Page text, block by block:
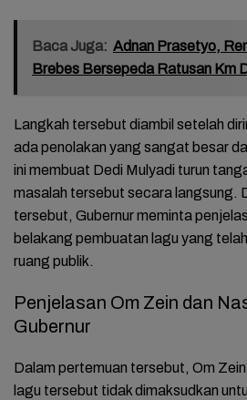
Baca Juga: Adnan Prasetyo,
Brebes Bersepeda Ratusan Km
Langkah tersebut diambil setelah
ada penolakan yang sangat besar
ini membuat Dedi Mulyadi turun
masalah tersebut secara langsung.
tersebut, Gubernur meminta
belakang pembuatan lagu yang
ruang publik.
Penjelasan Om Zein dan
Gubernur
Dalam pertemuan tersebut, Om
lagu tersebut tidak dimaksudkan